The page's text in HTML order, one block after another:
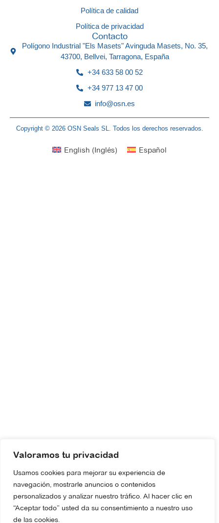
Valoramos tu privacidad
Usamos cookies para mejorar su experiencia de
navegación, mostrarle anuncios o contenidos
personalizados y analizar nuestro tráfico. Al hacer clic en
“Aceptar todo” usted da su consentimiento a nuestro uso
de las cookies.
Política de calidad
Política de privacidad
Contacto
Polígono Industrial "Els Masets" Avinguda Masets, No. 35,
43700, Bellvei, Tarragona, España
+34 633 58 00 52
+34 977 13 47 00
info@osn.es
Copyright © 2026 OSN Seals SL. Todos los derechos reservados.
English (Inglés) Español